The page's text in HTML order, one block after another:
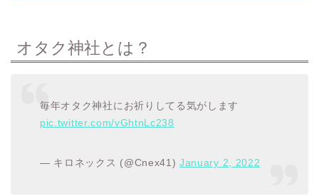
オタク神社とは？
毎年オタク神社にお祈りしてる気がします
pic.twitter.com/vGhtnLc238
— キロネックス (@Cnex41)January 2, 2022